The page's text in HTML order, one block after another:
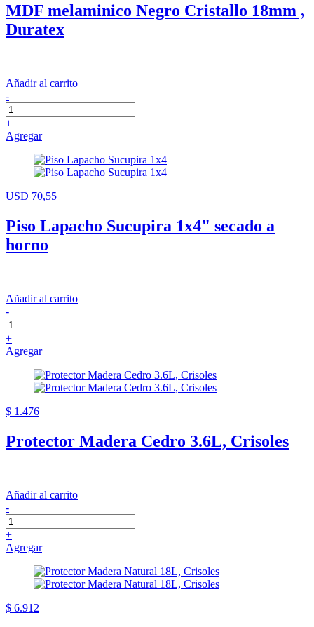
MDF melaminico Negro Cristallo 18mm ,
Duratex
Añadir al carrito
-
+
Agregar
USD 70,55
Piso Lapacho Sucupira 1x4" secado a
horno
Añadir al carrito
-
+
Agregar
$ 1.476
Protector Madera Cedro 3.6L, Crisoles
Añadir al carrito
-
+
Agregar
$ 6.912